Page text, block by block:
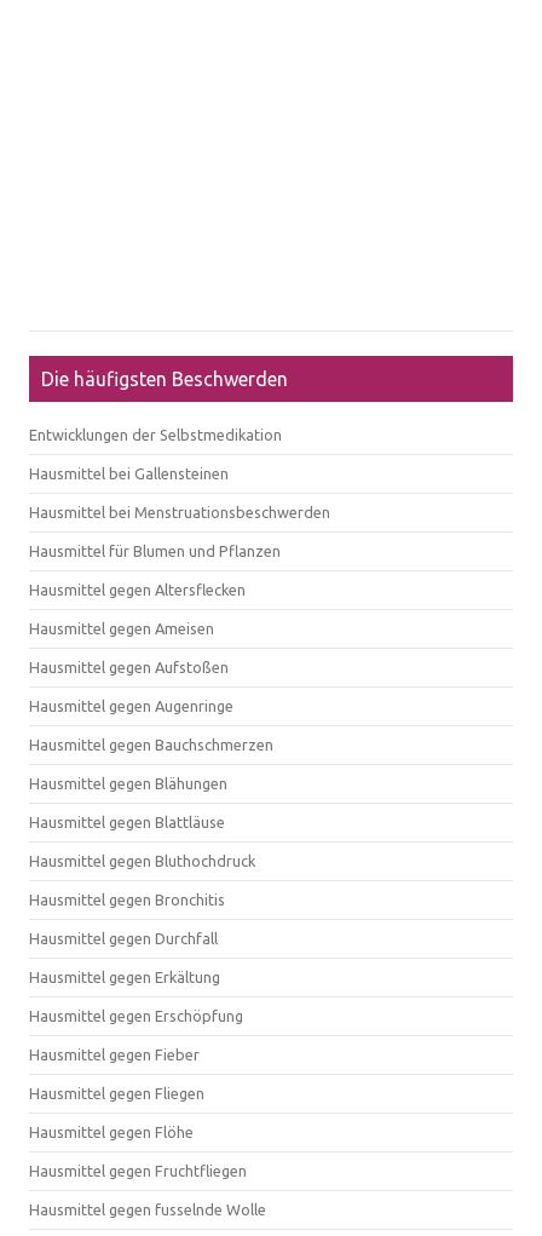
Die häufigsten Beschwerden
Entwicklungen der Selbstmedikation
Hausmittel bei Gallensteinen
Hausmittel bei Menstruationsbeschwerden
Hausmittel für Blumen und Pflanzen
Hausmittel gegen Altersflecken
Hausmittel gegen Ameisen
Hausmittel gegen Aufstoßen
Hausmittel gegen Augenringe
Hausmittel gegen Bauchschmerzen
Hausmittel gegen Blähungen
Hausmittel gegen Blattläuse
Hausmittel gegen Bluthochdruck
Hausmittel gegen Bronchitis
Hausmittel gegen Durchfall
Hausmittel gegen Erkältung
Hausmittel gegen Erschöpfung
Hausmittel gegen Fieber
Hausmittel gegen Fliegen
Hausmittel gegen Flöhe
Hausmittel gegen Fruchtfliegen
Hausmittel gegen fusselnde Wolle